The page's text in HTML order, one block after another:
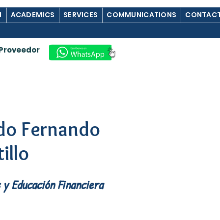
ACADEMICS SERVICES COMMUNICATIONS
Fernando
Educación Financiera